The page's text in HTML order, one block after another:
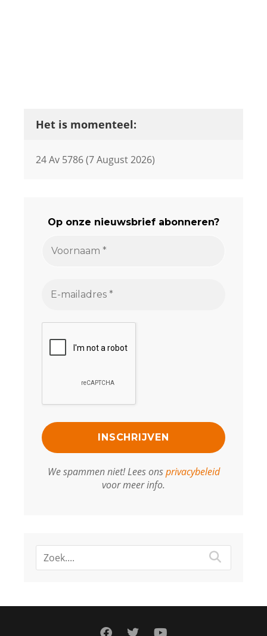
Het is momenteel:
24 Av 5786 (7 August 2026)
Op onze nieuwsbrief abonneren?
We spammen niet! Lees onsprivacybeleid
voor meer info.
facebook
twitteryoutube